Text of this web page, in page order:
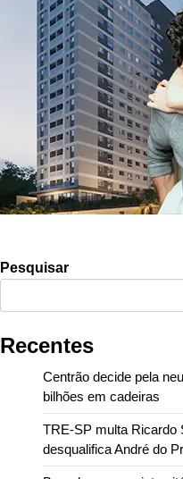
Pesquisar
Recentes
Centrão decide pela
bilhões em cadeiras
TRE-SP multa Ricardo
desqualifica André do